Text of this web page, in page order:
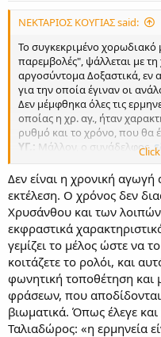
ΝΕΚΤΑΡΙΟΣ ΚΟΥΓΙΑΣ said:
Το συγκεκριμένο χορωδιακό
παρεμβολές", ψάλλεται με
αργοσύντομα Δοξαστικά, εν
για την οποία έγιναν οι
Δεν μέμφθηκα όλες τις
οποίας η χρ. αγ., ήταν
ρυθμό και το χρόνο, που θα
ΥΓ.: Μάλλον, ο συνάδελφος,
μακαριστού Άρχοντα",
Δεν είναι η χρονική
εκτέλεση. Ο χρόνος δεν
Χρυσάνθου και των
εκφραστικά
γεμίζει το μέλος ώστε να
κοιτάζετε το ρολόι, και
φωνητική τοποθέτηση και
φράσεων, που
βιωματικά. Όπως έλεγε
Ταλιαδώρος: «η ερμηνεία